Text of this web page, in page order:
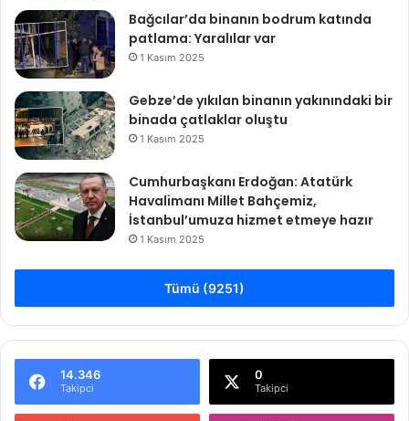
Bağcılar’da binanın bodrum katında
patlama: Yaralılar var
1 Kasım 2025
Gebze’de yıkılan binanın yakınındaki bir
binada çatlaklar oluştu
1 Kasım 2025
Cumhurbaşkanı Erdoğan: Atatürk
Havalimanı Millet Bahçemiz,
İstanbul’umuza hizmet etmeye hazır
1 Kasım 2025
Tümü (9251)
14.346
Takipci
0
Takipci